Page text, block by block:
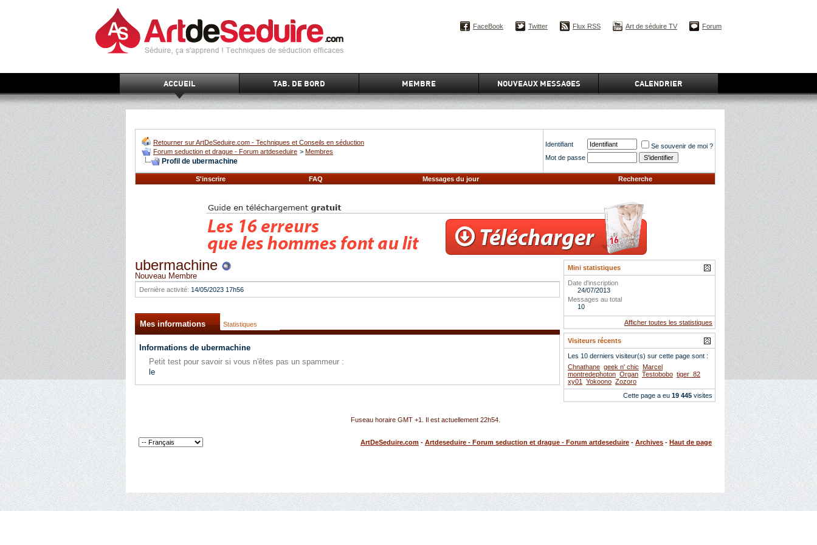
ACCUEIL TAB. DE BORD MEMBRE NOUVEAUX MESSAGES CALENDRIER
FaceBook Twitter Flux RSS Art de séduire TV Forum
Retourner sur ArtDeSeduire.com - Techniques et Conseils en séduction
Forum seduction et drague - Forum artdeseduire > Membres
Profil de ubermachine
Identifiant
Se souvenir de moi ?
Mot de passe
S'inscrire FAQ Messages du jour Recherche
ubermachine
Nouveau Membre
Dernière activité: 14/05/2023 17h56
Mes informations Statistiques
Informations de ubermachine
Petit test pour savoir si vous n'êtes pas un spammeur :
le
Mini statistiques
Date d'inscription
24/07/2013
Messages au total
10
Afficher toutes les statistiques
Visiteurs récents
Les 10 derniers visiteur(s) sur cette page sont :
Chnathane geek n' chic Marcel
montredephoton Organ Testobobo tiger_82
xy01
Yokoono Zozoro
Cette page a eu 19 445 visites
Fuseau horaire GMT +1. Il est actuellement 22h54.
ArtDeSeduire.com - Artdeseduire - Forum seduction et drague - Forum artdeseduire - Archives - Haut de page